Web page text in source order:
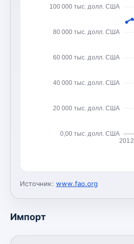
0,00 тыс. долл. США
20 000 тыс. долл. США
40 000 тыс. долл. США
60 000 тыс. долл. США
80 000 тыс. долл. США
100 000 тыс. долл. США
2012
Источник: www.fao.org
Импорт